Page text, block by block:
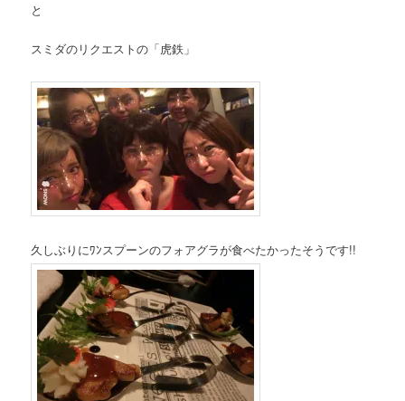
と
スミダのリクエストの「虎鉄」
久しぶりにﾜﾝスプーンのフォアグラが食べたかったそうです!!